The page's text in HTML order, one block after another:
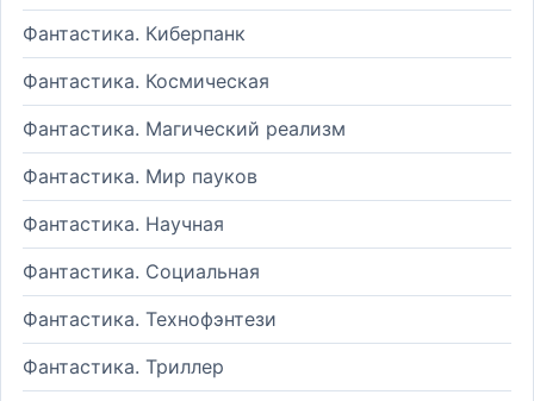
Фантастика. Киберпанк
Фантастика. Космическая
Фантастика. Магический реализм
Фантастика. Мир пауков
Фантастика. Научная
Фантастика. Социальная
Фантастика. Технофэнтези
Фантастика. Триллер